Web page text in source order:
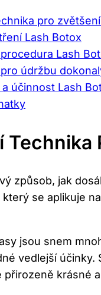
pro
Lash Botox
Lash
údržbu
účinnost Lash
Technika
způsob, jak
se aplikuje
jsou snem
vedlejší účinky.
přirozeně krásné